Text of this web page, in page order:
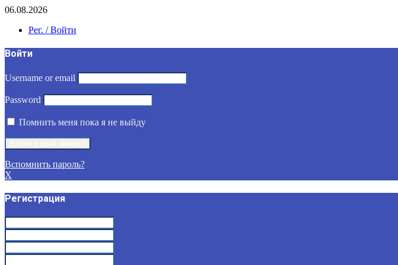
06.08.2026
Рег. / Войти
Войти
Username or email
Password
Помнить меня пока я не выйду
Вспомнить пароль?
X
Регистрация